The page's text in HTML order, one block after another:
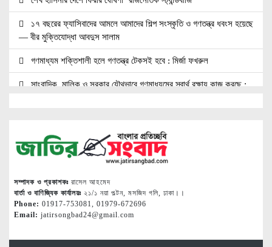
১৭ বছরের ফ্যাসিবাদের আমলে আমাদের শিল্প সংস্কৃতি ও গণতন্ত্র ধবংস হয়েছে
— বীর মুক্তিযোদ্ধা আবদুস সালাম
গণমাধ্যম শক্তিশালী হলে গণতন্ত্র টেকসই হবে : মির্জা ফখরুল
সাংবাদিক, মালিক ও সরকার যৌথভাবে গণমাধ্যমের স্বার্থ রক্ষায় কাজ করছে :
কাঠমান্ডুতে আন্তর্জাতিক মাতৃভাষা সাংবাদিকতা সম্মেলন: যোগ দিচ্ছেন
বাংলাদেশের আট সাংবাদিক।।
নয়া পল্টনে স্বেচ্ছাসেবক দলের বৃক্ষরোপণ কর্মসূচি
৭৫ মিলিয়ন পাউন্ডে আর্সেনালে যোগ দিচ্ছেন ব্রাজিল তারকা গুইমারেস
সম্পাদক ও প্রকাশকঃ রাসেল আহমেদ
বার্তা ও বাণিজ্যিক কার্যালয়ঃ ২১/১ নয়া পল্টন, মসজিদ গলি, ঢাকা।।
Phone: 01917-753081, 01979-672696
Email: jatirsongbad24@gmail.com